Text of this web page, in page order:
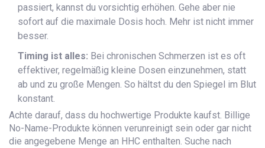
passiert, kannst du vorsichtig erhöhen. Gehe aber nie
sofort auf die maximale Dosis hoch. Mehr ist nicht immer
besser.
Timing ist alles: Bei chronischen Schmerzen ist es oft
effektiver, regelmäßig kleine Dosen einzunehmen, statt
ab und zu große Mengen. So hältst du den Spiegel im Blut
konstant.
Achte darauf, dass du hochwertige Produkte kaufst. Billige
No-Name-Produkte können verunreinigt sein oder gar nicht
die angegebene Menge an HHC enthalten. Suche nach